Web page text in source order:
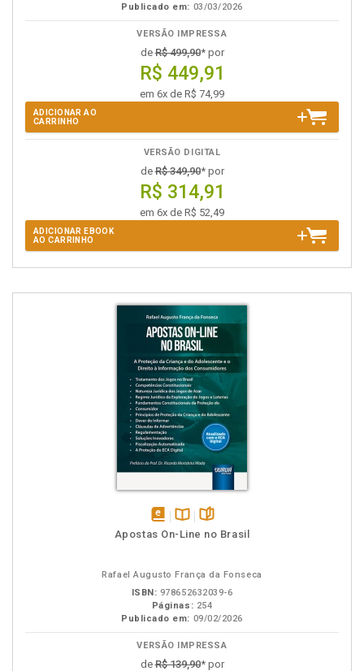
Publicado em: 03/03/2026
VERSÃO IMPRESSA
deR$ 499,90* por
R$ 449,91
em 6x de R$ 74,99
ADICIONAR AO
CARRINHO
VERSÃO DIGITAL
deR$ 349,90* por
R$ 314,91
em 6x de R$ 52,49
ADICIONAR EBOOK
AO CARRINHO
disponívelDisponível
páginas
Apostas On-Line no Brasil
Rafael Augusto França da Fonseca
ISBN: 978652632039-6
Páginas: 254
Publicado em: 09/02/2026
VERSÃO IMPRESSA
deR$ 139,90* por